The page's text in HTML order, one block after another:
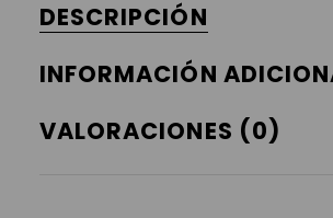
DESCRIPCIÓN
INFORMACIÓN
VALORACIONES (0)